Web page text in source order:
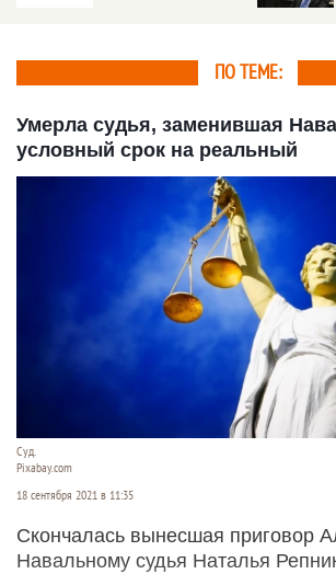
ПО ТЕМЕ:
Умерла судья, заменившая
условный срок на реальный
Суд.
Pixabay.com
18 сентября 2021 в 11:35
Скончалась вынесшая приговор
Навальному судья Наталья